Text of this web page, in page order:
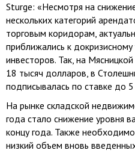
Sturge: «Несмотря на
нескольких категорий
торговым коридорам,
приближались к
инвесторов. Так, на
18 тысяч долларов, в
подписывалась по ставке до
На рынке складской
года стало снижение уровня
концу года. Также
низкий объем вновь